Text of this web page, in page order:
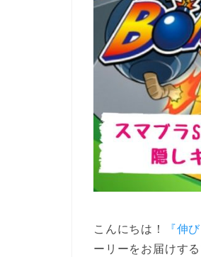
こんにちは！ 『伸
ーリーをお届けす